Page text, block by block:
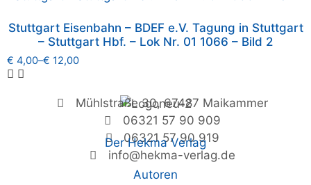
Stuttgart Eisenbahn – BDEF e.V. Tagung in Stuttgart
– Stuttgart Hbf. – Lok Nr. 01 1066 – Bild 2
€ 4,00–€ 12,00
Mühlstraße 30, 67487 Maikammer
06321 57 90 909
06321 57 90 919
info@hekma-verlag.de
Der Hekma Verlag
Autoren